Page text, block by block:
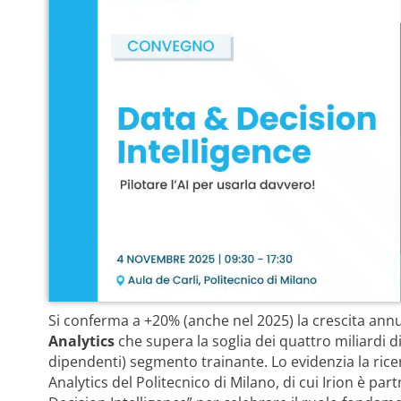
Si conferma a +20% (anche nel 2025) la crescita
Analyticsche supera la soglia dei quattro miliardi
dipendenti) segmento trainante. Lo evidenzia la
Analytics del Politecnico di Milano, di cui Irion è